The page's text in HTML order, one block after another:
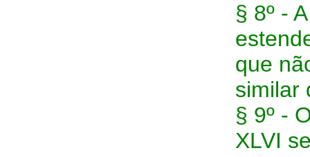
§ 8º -
que
similar
§ 9º -
XLVI